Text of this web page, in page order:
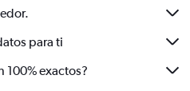
para ti
100% exactos?